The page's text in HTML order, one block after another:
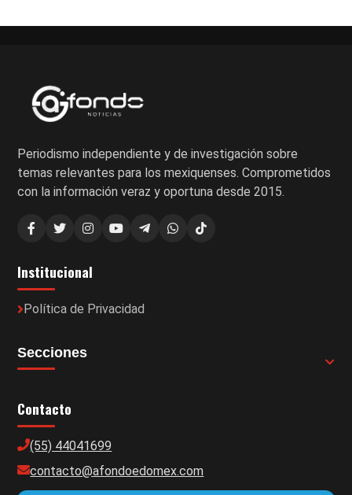
Periodismo independiente y de investigación sobre
temas relevantes para los mexiquenses. Comprometidos
con la información veraz y oportuna desde 2015.
Institucional
Política de Privacidad
Secciones
Contacto
(55) 44041699
contacto@afondoedomex.com